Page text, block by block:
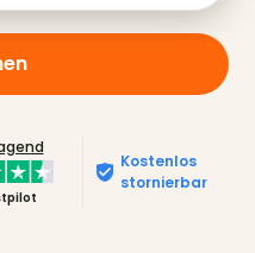
Kostenlos
stornierbar